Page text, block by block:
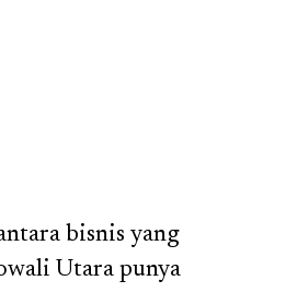
bisnis yang
Utara punya